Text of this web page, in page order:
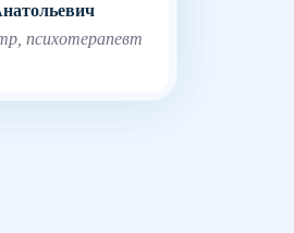
психотерапевт